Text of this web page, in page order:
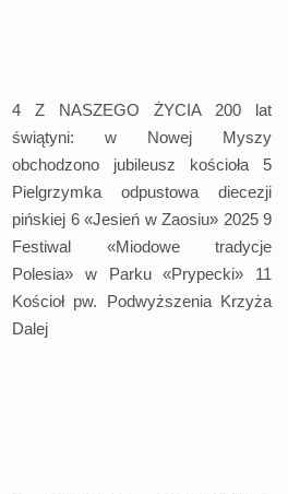
4 Z NASZEGO ŻYCIA 200 lat
świątyni: w Nowej Myszy
obchodzono jubileusz kościoła 5
Pielgrzymka odpustowa diecezji
pińskiej 6 «Jesień w Zaosiu» 2025 9
Festiwal «Miodowe tradycje
Polesia» w Parku «Prypecki» 11
Kościoł pw. Podwyższenia Krzyża
Dalej